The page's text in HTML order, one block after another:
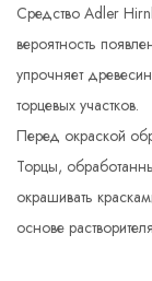
Средство Adler
вероятность
упрочняет
торцевых участков.
Перед окраской
Торцы,
окрашивать
основе